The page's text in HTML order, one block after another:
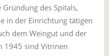
des Spitals,
in der Einrichtung tätigen
dem Weingut und der
1945 sind Vitrinen